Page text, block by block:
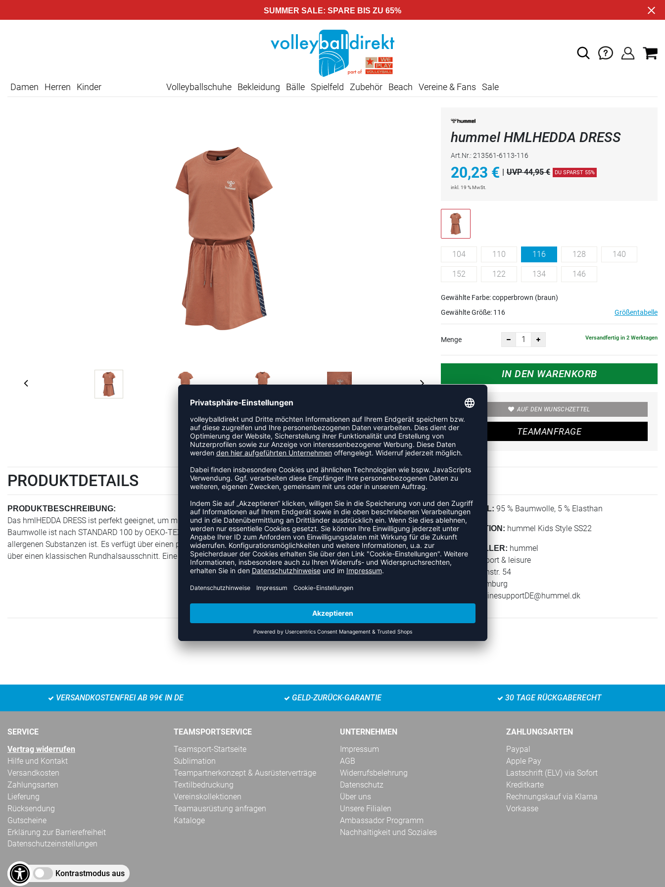
SUMMER SALE: SPARE BIS ZU 65%
Damen Herren Kinder Volleyballschuhe Bekleidung Bälle Spielfeld Zubehör Beach Vereine & Fans Sale
hummel HMLHEDDA DRESS
Art.Nr.: 213561-6113-116
20,23 € UVP 44,95 € DU SPARST 55%
inkl. 19 % MwSt.
104 110 116 128 140
152 122 134 146
Gewählte Farbe: copperbrown (braun)
Gewählte Größe: 116 Größentabelle
Menge Versandfertig in 2 Werktagen
IN DEN WARENKORB
AUF DEN WUNSCHZETTEL
TEAMANFRAGE
PRODUKTDETAILS
PRODUKTBESCHREIBUNG:
Das hmlHEDDA DRESS ist perfekt geeignet, um mit bestem Komfort die Natur zu erkunden. Dieses hummel® Kleid aus Bio-
Baumwolle ist nach STANDARD 100 by OEKO-TEX® zertifiziert, was bedeutet, dass es frei von schädlichen, giftigen oder
allergenen Substanzen ist. Es verfügt über einen praktischen Bund mit Zugschnur, damit die Passform eng anliegt, sowie
über einen klassischen Rundhalsausschnitt. Eine Bumblebee® Logostickerei rundet das Modell ab.
MATERIAL: 95 % Baumwolle, 5 % Elasthan
KOLLEKTION: hummel Kids Style SS22
HERSTELLER: hummel
hummel sport & leisure
Leverkusenstr. 54
22761 Hamburg
onlinesupportDE@hummel.dk
ZULETZT ANGESEHEN
VERSANDKOSTENFREI AB 99€ IN DE GELD-ZURÜCK-GARANTIE 30 TAGE RÜCKGABERECHT
SERVICE
Vertrag widerrufen
Hilfe und Kontakt
Versandkosten
Zahlungsarten
Lieferung
Rücksendung
Gutscheine
Erklärung zur Barrierefreiheit
Datenschutzeinstellungen
Kontrastmodus aus
TEAMSPORTSERVICE
Teamsport-Startseite
Sublimation
Teampartnerkonzept & Ausrüsterverträge
Textilbedruckung
Vereinskollektionen
Teamausrüstung anfragen
Kataloge
UNTERNEHMEN
Impressum
AGB
Widerrufsbelehrung
Datenschutz
Über uns
Unsere Filialen
Ambassador Programm
Nachhaltigkeit und Soziales
ZAHLUNGSARTEN
Paypal
Apple Pay
Lastschrift (ELV) via Sofort
Kreditkarte
Rechnungskauf via Klarna
Vorkasse